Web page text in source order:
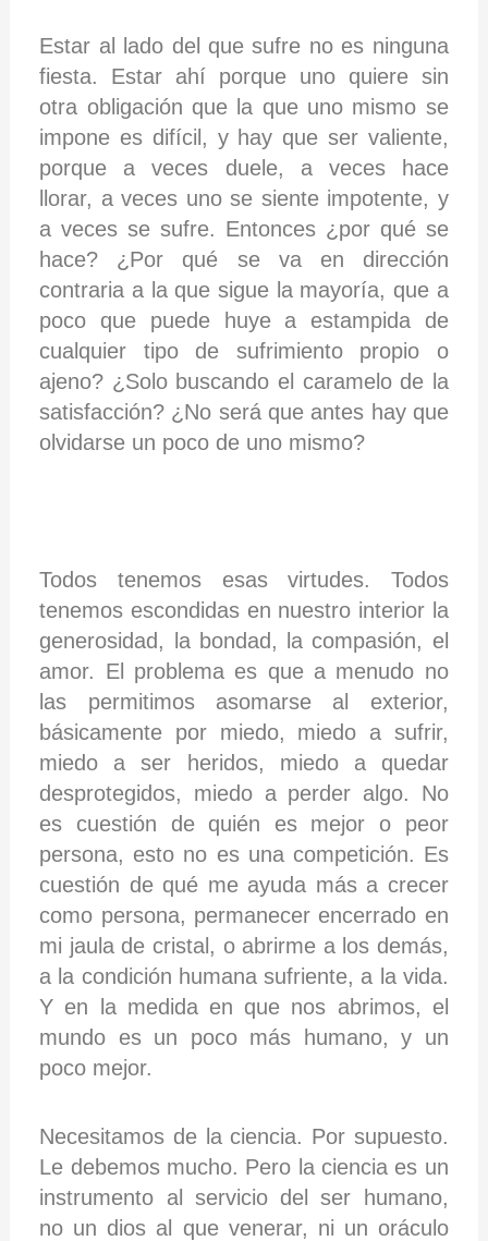
Estar al lado del que sufre no es ninguna
fiesta. Estar ahí porque uno quiere sin
otra obligación que la que uno mismo se
impone es difícil, y hay que ser valiente,
porque a veces duele, a veces hace
llorar, a veces uno se siente impotente, y
a veces se sufre. Entonces ¿por qué se
hace? ¿Por qué se va en dirección
contraria a la que sigue la mayoría, que a
poco que puede huye a estampida de
cualquier tipo de sufrimiento propio o
ajeno? ¿Solo buscando el caramelo de la
satisfacción? ¿No será que antes hay que
olvidarse un poco de uno mismo?
Todos tenemos esas virtudes. Todos
tenemos escondidas en nuestro interior la
generosidad, la bondad, la compasión, el
amor. El problema es que a menudo no
las permitimos asomarse al exterior,
básicamente por miedo, miedo a sufrir,
miedo a ser heridos, miedo a quedar
desprotegidos, miedo a perder algo. No
es cuestión de quién es mejor o peor
persona, esto no es una competición. Es
cuestión de qué me ayuda más a crecer
como persona, permanecer encerrado en
mi jaula de cristal, o abrirme a los demás,
a la condición humana sufriente, a la vida.
Y en la medida en que nos abrimos, el
mundo es un poco más humano, y un
poco mejor.
Necesitamos de la ciencia. Por supuesto.
Le debemos mucho. Pero la ciencia es un
instrumento al servicio del ser humano,
no un dios al que venerar, ni un oráculo